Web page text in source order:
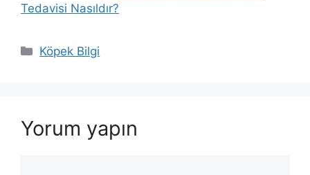
Tedavisi Nasıldır?
Kategoriler
Köpek Bilgi
Yorum yapın